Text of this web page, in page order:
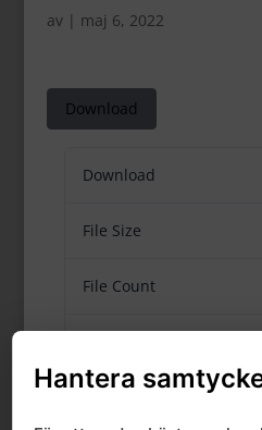
av | maj 6, 2022
Download
Download
File Size
File Count
Hantera